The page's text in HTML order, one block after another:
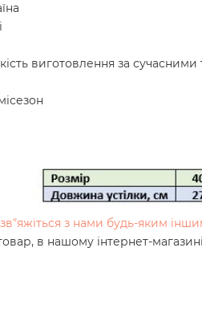
виготовлення за сучасними
зв"яжіться з нами будь-яким
в нашому інтернет-